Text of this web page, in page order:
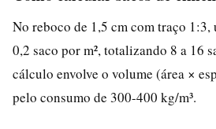
No reboco de 1,5 cm com traço 1:3,
0,2 saco por m², totalizando 8 a 16
cálculo envolve o volume (área ×
pelo consumo de 300-400 kg/m³.